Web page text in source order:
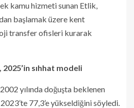
kamu hizmeti sunan Etlik,
başlamak üzere kent
transfer ofisleri kurarak
sıhhat modeli
yılında doğuşta beklenen
77,3’e yükseldiğini söyledi.